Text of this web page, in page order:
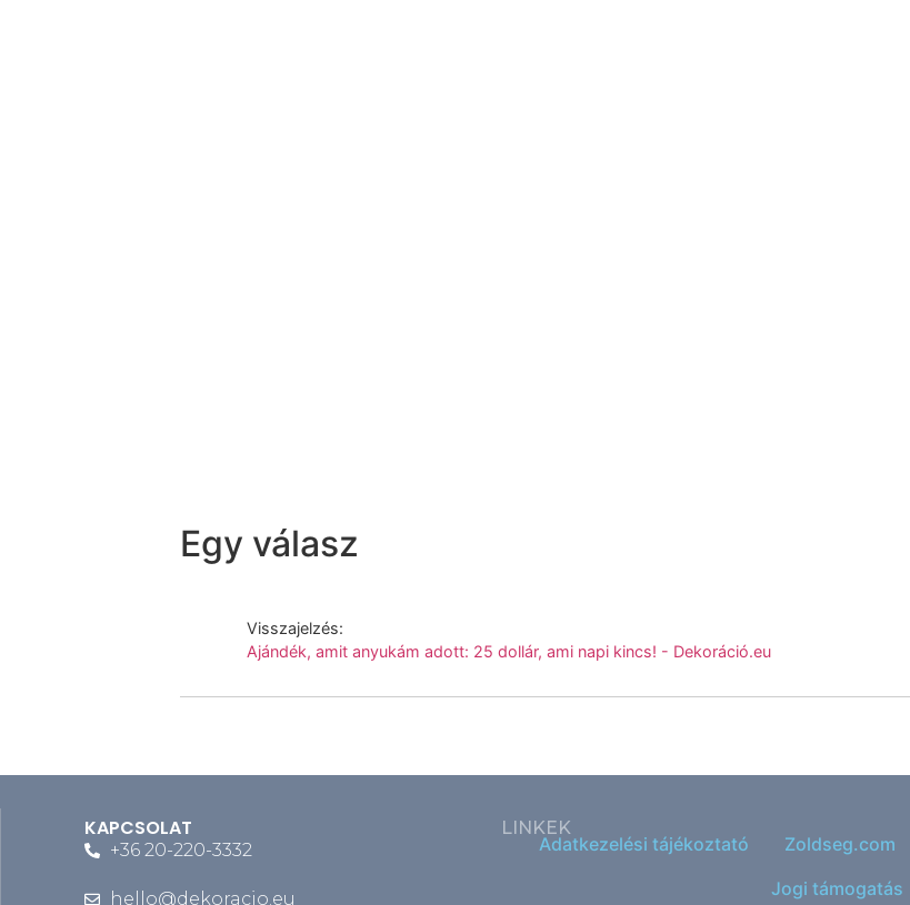
Egy válasz
Visszajelzés:
Ajándék, amit anyukám adott: 25 dollár, ami napi kincs! - Dekoráció.eu
KAPCSOLAT
+36 20-220-3332
hello@dekoracio.eu
LINKEK
Adatkezelési tájékoztató Zoldseg.com
Jogi támogatás